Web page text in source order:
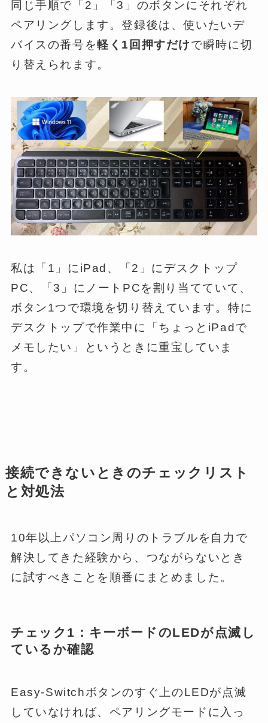
同じ手順で「2」「3」のボタンにそれぞれ
ペアリングします。登録後は、使いたいデ
バイスの番号を軽く1回押すだけで瞬時に切
り替えられます。
私は「1」にiPad、「2」にデスクトップ
PC、「3」にノートPCを割り当てていて、
ボタン1つで環境を切り替えています。特に
デスクトップで作業中に「ちょっとiPadで
メモしたい」というときに重宝していま
す。
接続できないときのチェックリスト
と対処法
10年以上パソコン周りのトラブルを自力で
解決してきた経験から、つながらないとき
に試すべきことを順番にまとめました。
チェック1：キーボードのLEDが点滅し
ているか確認
Easy-Switchボタンのすぐ上のLEDが点滅
していなければ、ペアリングモードに入っ